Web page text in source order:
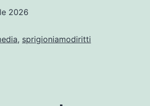
2026
, sprigioniamodiritti